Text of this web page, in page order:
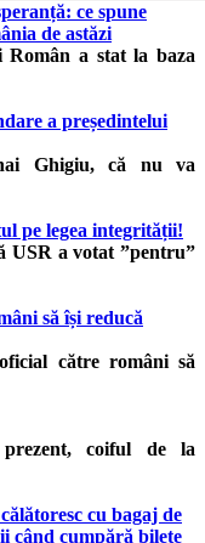
ce spune
de astăzi
a stat la baza
a președintelui
Ghigiu, că nu va
pe legea integrității!
USR a votat ”pentru”
să își reducă
către români să
coiful de la
cu bagaj de
când cumpără bilete